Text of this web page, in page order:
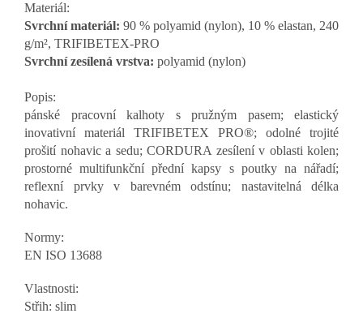
Materiál:
Svrchní materiál: 90 % polyamid (nylon), 10 % elastan, 240
g/m², TRIFIBETEX-PRO
Svrchní zesílená vrstva: polyamid (nylon)
Popis:
pánské pracovní kalhoty s pružným pasem; elastický
inovativní materiál TRIFIBETEX PRO®; odolné trojité
prošití nohavic a sedu; CORDURA zesílení v oblasti kolen;
prostorné multifunkční přední kapsy s poutky na nářadí;
reflexní prvky v barevném odstínu; nastavitelná délka
nohavic.
Normy:
EN ISO 13688
Vlastnosti:
Střih: slim